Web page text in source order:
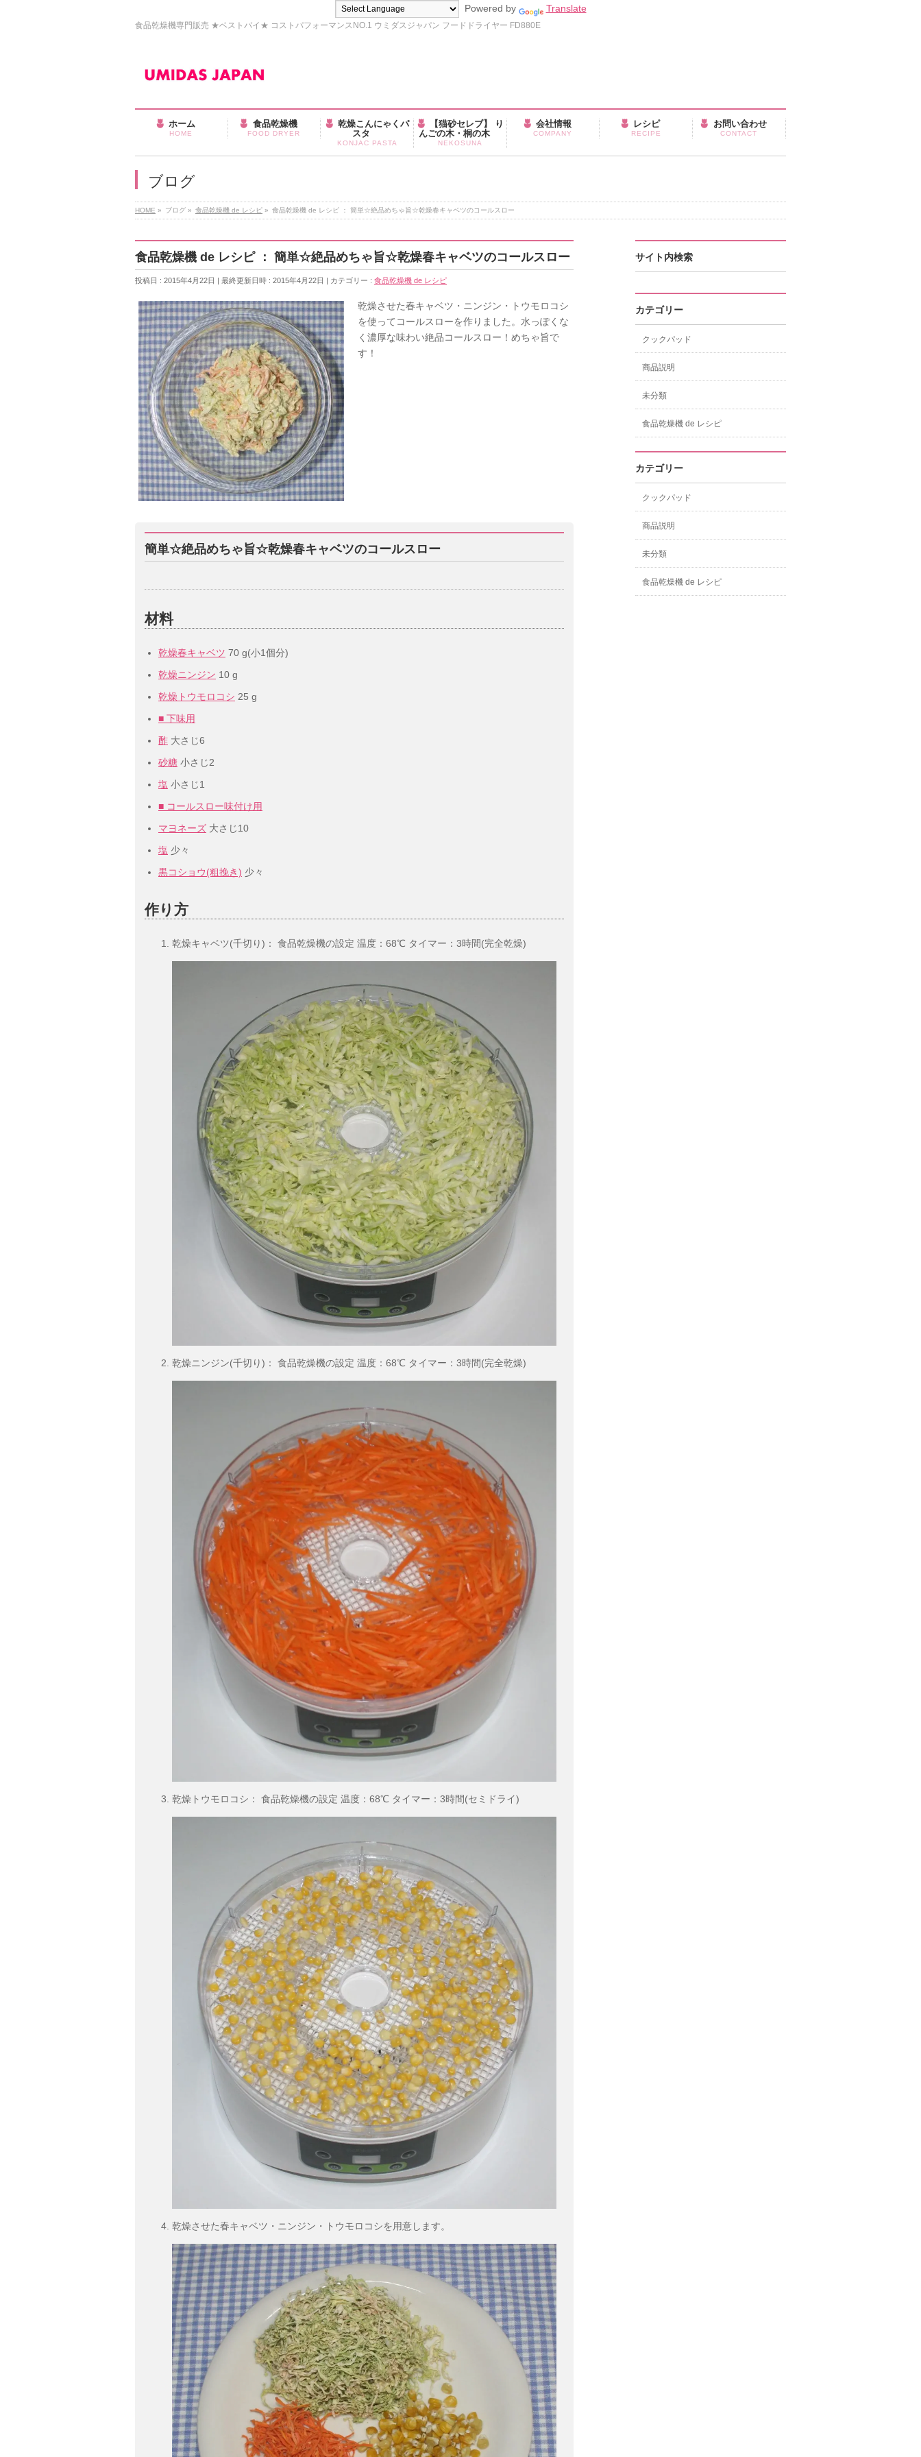
Powered by Translate
食品乾燥機専門販売 ★ベストバイ★ コストパフォーマンスNO.1 ウミダスジャパン フードドライヤー FD880E
ホーム
HOME
食品乾燥機
FOOD DRYER
乾燥こんにゃくパ
スタ
KONJAC PASTA
【猫砂セレブ】 り
んごの木・桐の木
NEKOSUNA
会社情報
COMPANY
レシピ
RECIPE
お問い合わせ
CONTACT
ブログ
HOME » ブログ » 食品乾燥機 de レシピ » 食品乾燥機 de レシピ ： 簡単☆絶品めちゃ旨☆乾燥春キャベツのコールスロー
食品乾燥機 de レシピ ： 簡単☆絶品めちゃ旨☆乾燥春キャベツのコールスロー
投稿日 : 2015年4月22日 最終更新日時 : 2015年4月22日 カテゴリー : 食品乾燥機 de レシピ
乾燥させた春キャベツ・ニンジン・トウモロコシ
を使ってコールスローを作りました。水っぽくな
く濃厚な味わい絶品コールスロー！めちゃ旨で
す！
簡単☆絶品めちゃ旨☆乾燥春キャベツのコールスロー
材料
乾燥春キャベツ 70 g(小1個分)
乾燥ニンジン 10 g
乾燥トウモロコシ 25 g
■ 下味用
酢 大さじ6
砂糖 小さじ2
塩 小さじ1
■ コールスロー味付け用
マヨネーズ 大さじ10
塩 少々
黒コショウ(粗挽き) 少々
作り方
乾燥キャベツ(千切り)： 食品乾燥機の設定 温度：68℃ タイマー：3時間(完全乾燥)
乾燥ニンジン(千切り)： 食品乾燥機の設定 温度：68℃ タイマー：3時間(完全乾燥)
乾燥トウモロコシ： 食品乾燥機の設定 温度：68℃ タイマー：3時間(セミドライ)
乾燥させた春キャベツ・ニンジン・トウモロコシを用意します。
サイト内検索
カテゴリー
クックパッド
商品説明
未分類
食品乾燥機 de レシピ
カテゴリー
クックパッド
商品説明
未分類
食品乾燥機 de レシピ